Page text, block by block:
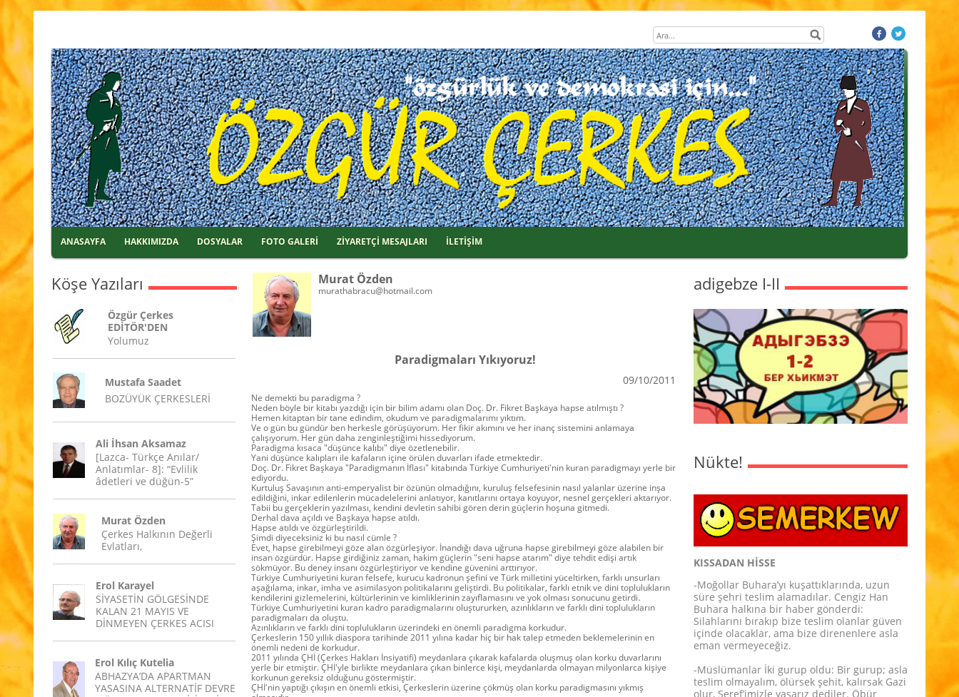
ANASAYFA HAKKIMIZDA DOSYALAR FOTO GALERİ ZİYARETÇİ MESAJLARI İLETİŞİM
Köşe Yazıları
Özgür Çerkes
EDİTÖR'DEN
Yolumuz
Mustafa Saadet
BOZÜYÜK ÇERKESLERİ
Ali İhsan Aksamaz
[Lazca- Türkçe Anılar/
Anlatımlar- 8]: “Evlilik
âdetleri ve düğün-5”
Murat Özden
Çerkes Halkının Değerli
Evlatları,
Erol Karayel
SİYASETİN GÖLGESİNDE
KALAN 21 MAYIS VE
DİNMEYEN ÇERKES ACISI
Erol Kılıç Kutelia
ABHAZYA’DA APARTMAN
YASASINA ALTERNATİF DEVRE
Murat Özden
murathabracu@hotmail.com
Paradigmaları Yıkıyoruz!
09/10/2011
Ne demekti bu paradigma ?
Neden böyle bir kitabı yazdığı için bir bilim adamı olan Doç. Dr. Fikret Başkaya hapse atılmıştı ?
Hemen kitaptan bir tane edindim, okudum ve paradigmalarımı yıktım.
Ve o gün bu gündür ben herkesle görüşüyorum. Her fikir akımını ve her inanç sistemini anlamaya
çalışıyorum. Her gün daha zenginleştiğimi hissediyorum.
Paradigma kısaca "düşünce kalıbı" diye özetlenebilir.
Yani düşünce kalıpları ile kafaların içine örülen duvarları ifade etmektedir.
Doç. Dr. Fikret Başkaya "Paradigmanın İflası" kitabında Türkiye Cumhuriyeti'nin kuran paradigmayı yerle bir
ediyordu.
Kurtuluş Savaşının anti-emperyalist bir özünün olmadığını, kuruluş felsefesinin nasıl yalanlar üzerine inşa
edildiğini, inkar edilenlerin mücadelelerini anlatıyor, kanıtlarını ortaya koyuyor, nesnel gerçekleri aktarıyor.
Tabii bu gerçeklerin yazılması, kendini devletin sahibi gören derin güçlerin hoşuna gitmedi.
Derhal dava açıldı ve Başkaya hapse atıldı.
Hapse atıldı ve özgürleştirildi.
Şimdi diyeceksiniz ki bu nasıl cümle ?
Evet, hapse girebilmeyi göze alan özgürleşiyor. İnandığı dava uğruna hapse girebilmeyi göze alabilen bir
insan özgürdür. Hapse girdiğiniz zaman, hakim güçlerin "seni hapse atarım" diye tehdit edişi artık
sökmüyor. Bu deney insanı özgürleştiriyor ve kendine güvenini arttırıyor.
Türkiye Cumhuriyetini kuran felsefe, kurucu kadronun şefini ve Türk milletini yüceltirken, farklı unsurları
aşağılama, inkar, imha ve asimilasyon politikalarını geliştirdi. Bu politikalar, farklı etnik ve dini toplulukların
kendilerini gizlemelerini, kültürlerinin ve kimliklerinin zayıflamasını ve yok olması sonucunu getirdi.
Türkiye Cumhuriyetini kuran kadro paradigmalarını oluştururken, azınlıkların ve farklı dini toplulukların
paradigmaları da oluştu.
Azınlıkların ve farklı dini toplulukların üzerindeki en önemli paradigma korkudur.
Çerkeslerin 150 yıllık diaspora tarihinde 2011 yılına kadar hiç bir hak talep etmeden beklemelerinin en
önemli nedeni de korkudur.
2011 yılında ÇHİ (Çerkes Hakları İnsiyatifi) meydanlara çıkarak kafalarda oluşmuş olan korku duvarlarını
yerle bir etmiştir. ÇHİ'yle birlikte meydanlara çıkan binlerce kişi, meydanlarda olmayan milyonlarca kişiye
korkunun gereksiz olduğunu göstermiştir.
ÇHİ'nin yaptığı çıkışın en önemli etkisi, Çerkeslerin üzerine çökmüş olan korku paradigmasını yıkmış
adigebze I-II
Nükte!
KISSADAN HİSSE
-Moğollar Buhara’yı kuşattıklarında, uzun
süre şehri teslim alamadılar. Cengiz Han
Buhara halkına bir haber gönderdi:
Silahlarını bırakıp bize teslim olanlar güven
içinde olacaklar, ama bize direnenlere asla
eman vermeyeceğiz.
-Müslümanlar İki gurup oldu: Bir gurup; asla
teslim olmayalım, ölürsek şehit, kalırsak Gazi
olur, Şeref’imizle yaşarız dediler. Öbür